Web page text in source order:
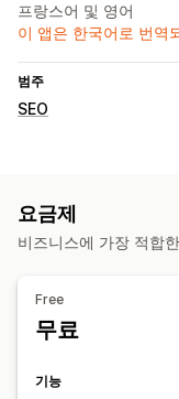
프랑스어 및 영어
이 앱은 한국어로 번역
범주
SEO
이미지 최적화
자동화
API 및
SEO 점수
콘텐츠 분석
요금제
비즈니스에 가장 적합
Free
무료
기능